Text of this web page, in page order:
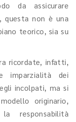
da assicurare
questa non è una
teorico, sia su
ricordate, infatti,
imparzialità dei
incolpati, ma si
originario,
responsabilità